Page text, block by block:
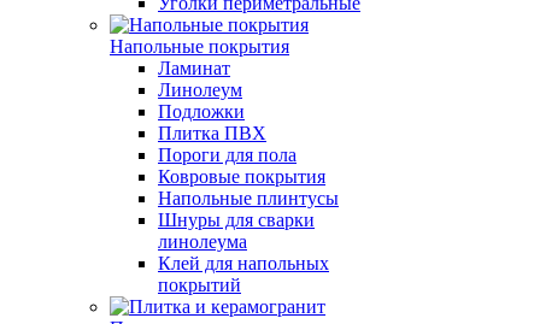
Напольные покрытия
Ламинат
Линолеум
Подложки
Плитка ПВХ
Пороги для пола
Ковровые покрытия
Напольные плинтусы
Шнуры для сварки
линолеума
Клей для напольных
покрытий